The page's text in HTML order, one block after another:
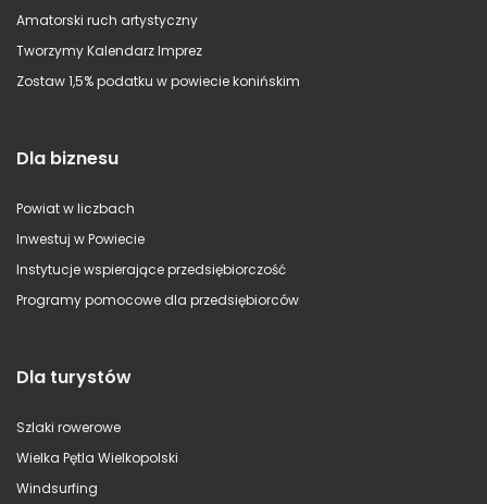
Amatorski ruch artystyczny
Tworzymy Kalendarz Imprez
Zostaw 1,5% podatku w powiecie konińskim
Dla biznesu
Powiat w liczbach
Inwestuj w Powiecie
Instytucje wspierające przedsiębiorczość
Programy pomocowe dla przedsiębiorców
Dla turystów
Szlaki rowerowe
Wielka Pętla Wielkopolski
Windsurfing